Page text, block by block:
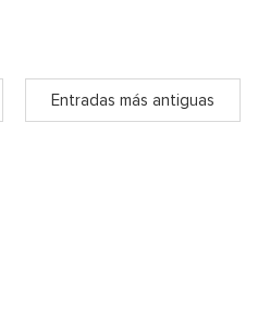
Entradas más antiguas